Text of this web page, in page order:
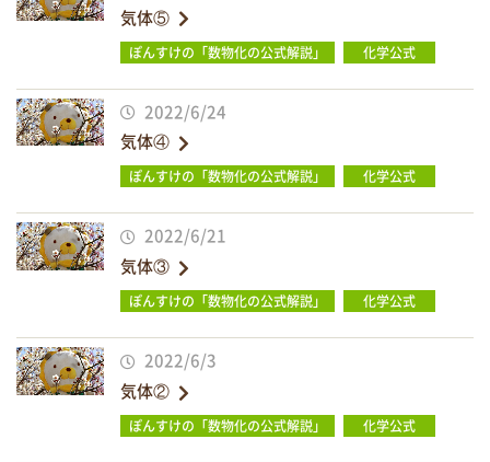
気体⑤
ぽんすけの「数物化の公式解説」 化学公式
2022/6/24
気体④
ぽんすけの「数物化の公式解説」 化学公式
2022/6/21
気体③
ぽんすけの「数物化の公式解説」 化学公式
2022/6/3
気体②
ぽんすけの「数物化の公式解説」 化学公式